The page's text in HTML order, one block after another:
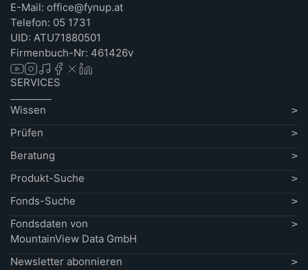
E-Mail: office@fynup.at
Telefon: 05 1731
UID: ATU71880501
Firmenbuch-Nr: 461426v
SERVICES
Wissen
Prüfen
Beratung
Produkt-Suche
Fonds-Suche
Fondsdaten von
MountainView Data GmbH
Newsletter abonnieren